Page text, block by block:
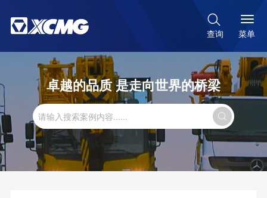

查询 菜单
卓越的品质 是走向世界的桥梁
